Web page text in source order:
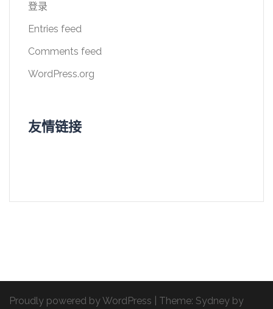
登录
Entries feed
Comments feed
WordPress.org
友情链接
Proudly powered by WordPress Theme: Sydney by